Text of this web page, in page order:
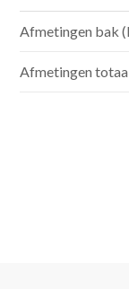
Afmetingen bak
Afmetingen